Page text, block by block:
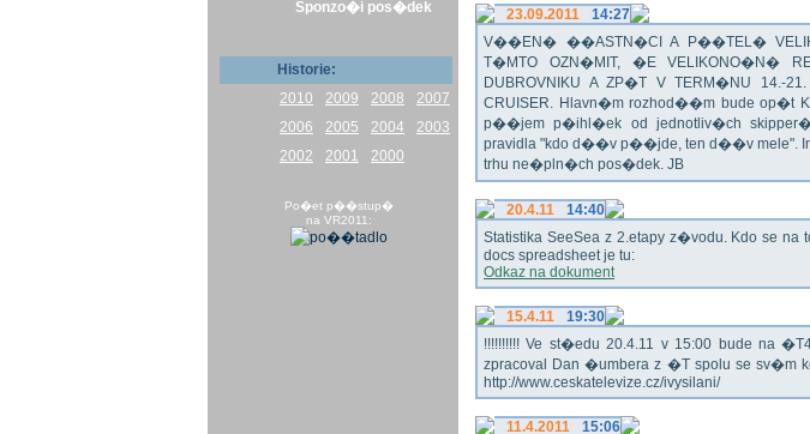
Sponzo�i pos�dek
Historie:
2010
2009 2008
2007
2006
2005 2004
2003
2002
2001 2000
Po�et p��stup�
na VR2011:
23.09.2011
14:27
V��EN� ��ASTN�CI A P��TEL�
T�MTO OZN�MIT, �E VELIKONO�N�
DUBROVNIKU A ZP�T V TERM�NU 14.-
CRUISER. Hlavn�m rozhod��m bude op�t
p��jem p�ihl�ek od jednotliv�ch
pravidla "kdo d��v p��jde, ten d��v mele".
trhu ne�pln�ch pos�dek. JB
20.4.11
14:40
Statistika SeeSea z 2.etapy z�vodu. Kdo se na
docs spreadsheet je tu:
Odkaz na dokument
15.4.11
19:30
!!!!!!!!!! Ve st�edu 20.4.11 v 15:00 bude na
zpracoval Dan �umbera z �T spolu se
http://www.ceskatelevize.cz/ivysilani/
11.4.2011
15:06